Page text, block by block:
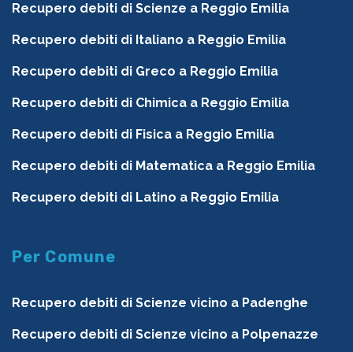
Recupero debiti di Scienze a Reggio Emilia
Recupero debiti di Italiano a Reggio Emilia
Recupero debiti di Greco a Reggio Emilia
Recupero debiti di Chimica a Reggio Emilia
Recupero debiti di Fisica a Reggio Emilia
Recupero debiti di Matematica a Reggio Emilia
Recupero debiti di Latino a Reggio Emilia
Per Comune
Recupero debiti di Scienze vicino a Padenghe
Recupero debiti di Scienze vicino a Polpenazze